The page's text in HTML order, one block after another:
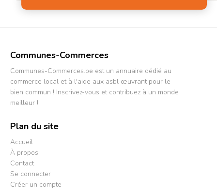
Communes-Commerces
Communes-Commerces.be est un annuaire dédié au
commerce local et à l'aide aux asbl œuvrant pour le
bien commun ! Inscrivez-vous et contribuez à un monde
meilleur !
Plan du site
Accueil
À propos
Contact
Se connecter
Créer un compte